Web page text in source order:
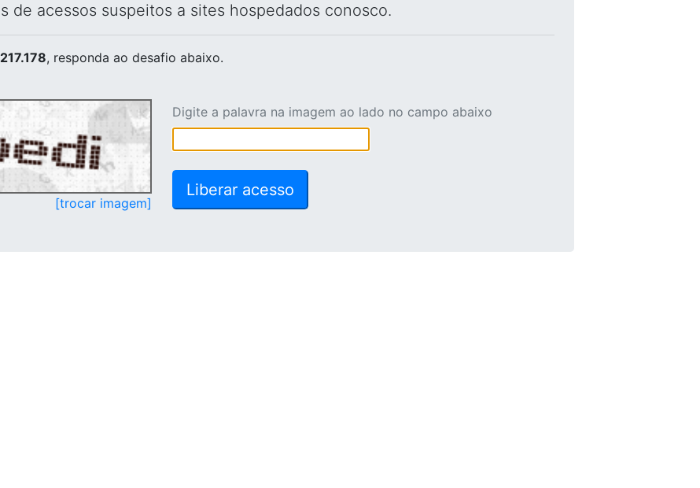
de acessos suspeitos a sites hospedados conosco.
, responda ao desafio abaixo.
[trocar imagem]
Digite a palavra na imagem ao lado no campo abaixo